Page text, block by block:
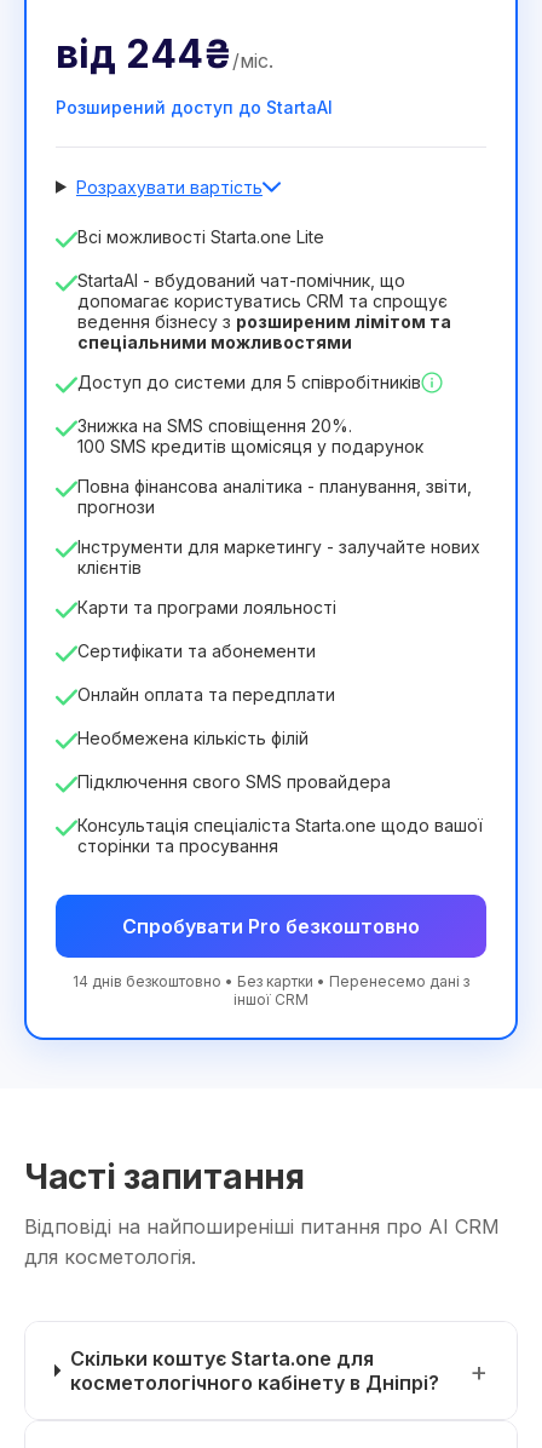
від 244₴ /міс.
Розширений доступ до StartaAI
Розрахувати вартість
Кількість співробітників
Тривалість ліцензії
12 Months (знижка -25%) Вигідний
349₴ 244₴ /місяць
Всі можливості Starta.one Lite
StartaAI - вбудований чат-помічник, що
допомагає користуватись CRM та спрощує
ведення бізнесу з розширеним лімітом та
спеціальними можливостями
Доступ до системи для 5 співробітників
Знижка на SMS сповіщення 20%.
100 SMS кредитів щомісяця у подарунок
Повна фінансова аналітика - планування, звіти,
прогнози
Інструменти для маркетингу - залучайте нових
клієнтів
Карти та програми лояльності
Сертифікати та абонементи
Онлайн оплата та передплати
Необмежена кількість філій
Підключення свого SMS провайдера
Консультація спеціаліста Starta.one щодо вашої
сторінки та просування
Спробувати Pro безкоштовно
14 днів безкоштовно • Без картки • Перенесемо дані з
іншої CRM
Часті запитання
Відповіді на найпоширеніші питання про AI CRM
для косметологія.
Скільки коштує Starta.one для
косметологічного кабінету в Дніпрі?